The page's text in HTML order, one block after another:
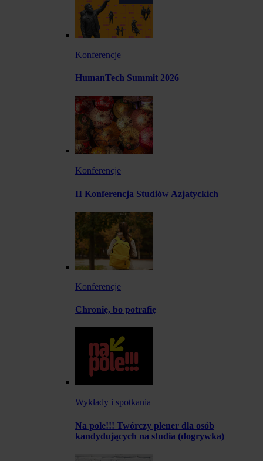
Konferencje
HumanTech Summit 2026
Konferencje
II Konferencja Studiów Azjatyckich
Konferencje
Chronię, bo potrafię
Wykłady i spotkania
Na pole!!! Twórczy plener dla osób
kandydujących na studia (dogrywka)